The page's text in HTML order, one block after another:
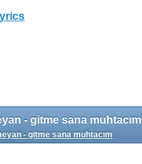
- gitme sana muhtacım
- gitme sana muhtacım